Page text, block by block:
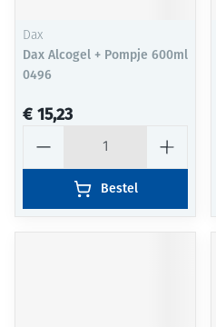
Dax
Dax Alcogel + Pompje 600ml
0496
€ 15,23
Bestel